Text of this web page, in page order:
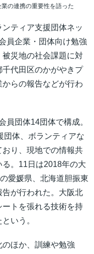
の連携の重要性を語った
ティア支援団体ネッ
員企業・団体向け勉強
災地の社会課題に対
代田区のかがやきプ
らの報告などが行わ
員団体14団体で構成。
団体、ボランティアな
り、現地での情報共
。11日は2018年の大
愛媛県、北海道胆振東
が行われた。大阪北
トを張れる技術を持
いう。
ほか、訓練や勉強